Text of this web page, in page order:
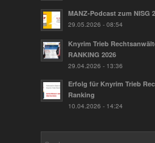
MANZ-Podcast zum NISG
29.05.2026 - 08:54
Knyrim Trieb
RANKING 2026
29.04.2026 - 13:36
Erfolg für Knyrim Trieb
Ranking
10.04.2026 - 14:24